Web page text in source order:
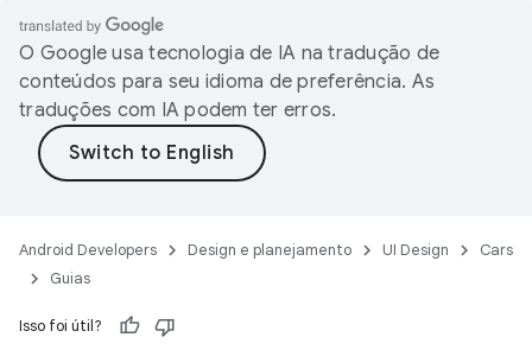
O Google usa tecnologia de IA na tradução de
conteúdos para seu idioma de preferência. As
traduções com IA podem ter erros.
Android Developers Design e planejamento UI Design
Cars
Guias
Isso foi útil?